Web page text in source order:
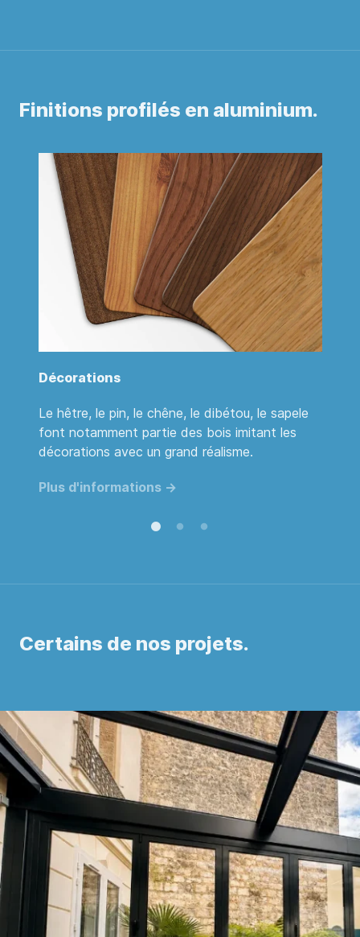
Finitions profilés en aluminium.
Décorations
Le hêtre, le pin, le chêne, le dibétou, le sapele
font notamment partie des bois imitant les
décorations avec un grand réalisme.
Plus d'informations ->
Certains de nos projets.